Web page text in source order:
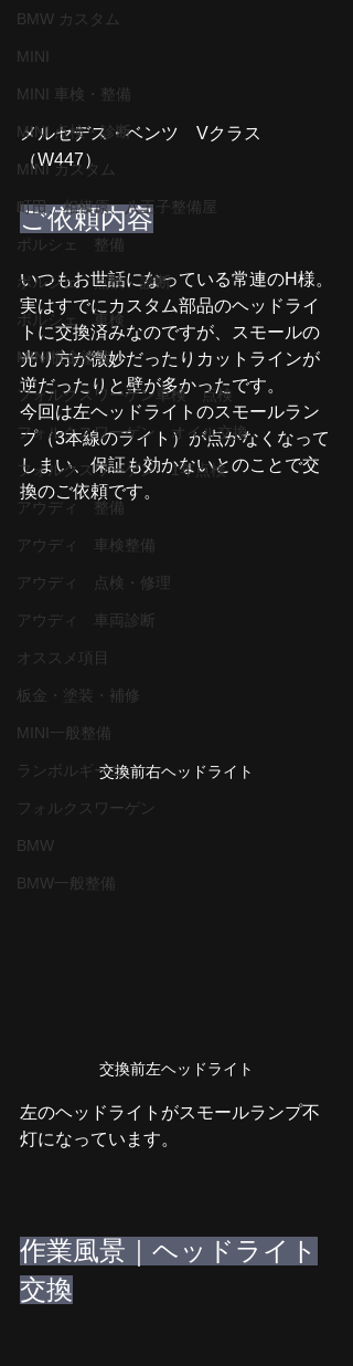
BMW カスタム
MINI
MINI 車検・整備
MINI 点検・診断
MINI カスタム
町田、相模原、八王子整備屋
ポルシェ 整備
ポルシェ 点検 診断
ポルシェ 車検
MINI板金塗装
フォルクスワーゲン車検 点検
フォルクスワーゲン オイル交換
フォルクスワーゲン 1年点検
アウディ 整備
アウディ 車検整備
アウディ 点検・修理
アウディ 車両診断
オススメ項目
板金・塗装・補修
MINI一般整備
ランボルギーニ
フォルクスワーゲン
BMW
BMW一般整備
メルセデス・ベンツ　Vクラス
（W447）
ご依頼内容
いつもお世話になっている常連のH様。
実はすでにカスタム部品のヘッドライ
トに交換済みなのですが、スモールの
光り方が微妙だったりカットラインが
逆だったりと壁が多かったです。
今回は左ヘッドライトのスモールラン
プ（3本線のライト）が点かなくなって
しまい、保証も効かないとのことで交
換のご依頼です。
交換前右ヘッドライト
交換前左ヘッドライト
左のヘッドライトがスモールランプ不
灯になっています。
作業風景｜ヘッドライト
交換